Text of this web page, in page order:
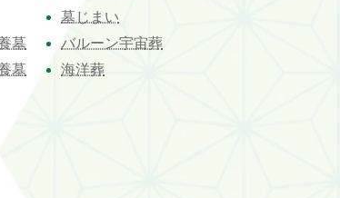
墓
墓
墓じまい
バルーン宇宙葬
海洋葬